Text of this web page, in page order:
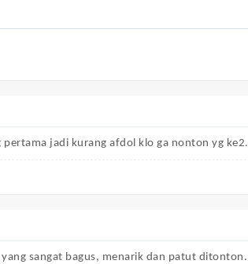
jadi kurang afdol klo ga nonton yg ke2.
sangat bagus, menarik dan patut ditonton.